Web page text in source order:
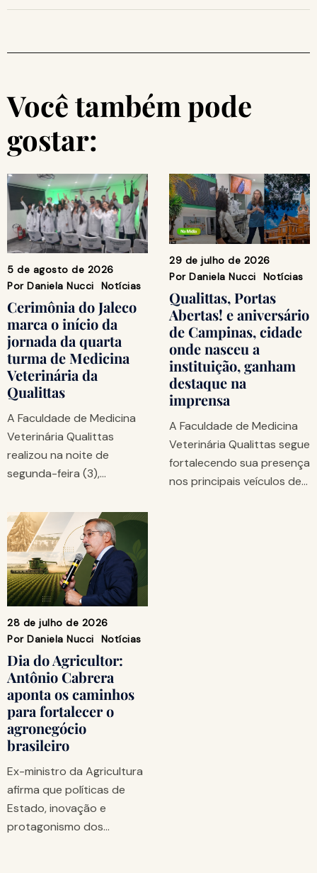
Você também pode
gostar:
5 de agosto de 2026
Por Daniela Nucci Notícias
Cerimônia do Jaleco
marca o início da
jornada da quarta
turma de Medicina
Veterinária da
Qualittas
A Faculdade de Medicina
Veterinária Qualittas
realizou na noite de
segunda-feira (3),…
29 de julho de 2026
Por Daniela Nucci Notícias
Qualittas, Portas
Abertas! e aniversário
de Campinas, cidade
onde nasceu a
instituição, ganham
destaque na
imprensa
A Faculdade de Medicina
Veterinária Qualittas segue
fortalecendo sua presença
nos principais veículos de…
28 de julho de 2026
Por Daniela Nucci Notícias
Dia do Agricultor:
Antônio Cabrera
aponta os caminhos
para fortalecer o
agronegócio
brasileiro
Ex-ministro da Agricultura
afirma que políticas de
Estado, inovação e
protagonismo dos…